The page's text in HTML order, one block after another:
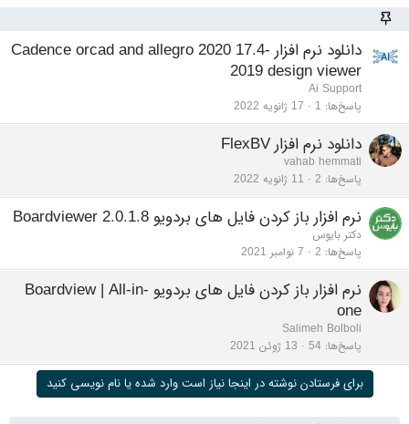
دانلود نرم افزار Cadence orcad and allegro 2020 17.4-
2019 design viewer
Ai Support
پاسخ‌ها 1 17 ژانویه 2022
دانلود نرم افزار FlexBV
vahab hemmati
پاسخ‌ها 2 11 ژانویه 2022
نرم افزار باز کردن فایل های بردویو Boardviewer 2.0.1.8
دکتر بایوس
پاسخ‌ها 2 7 نوامبر 2021
نرم افزار باز کردن فایل های بردویو Boardview | All-in-
one
Salimeh Bolboli
پاسخ‌ها 54 13 ژوئن 2021
برای فرستادن نوشته در اینجا نیاز است وارد شده یا نام نویسی کنید